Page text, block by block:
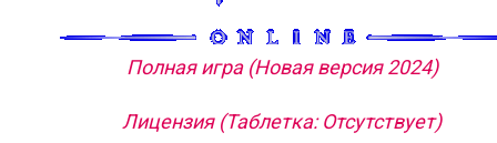
Полная игра (Новая версия 2024)
Лицензия (Таблетка: Отсутствует)